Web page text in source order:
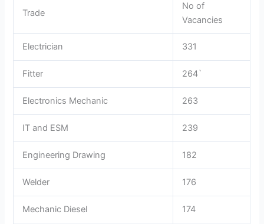
Trade
No of
Vacancies
Electrician 331
Fitter 264`
Electronics Mechanic 263
IT and ESM 239
Engineering Drawing 182
Welder 176
Mechanic Diesel 174